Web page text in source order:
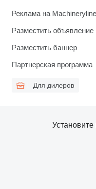
Реклама на Machineryline
Разместить объявление
Разместить баннер
Партнерская программа
Для дилеров